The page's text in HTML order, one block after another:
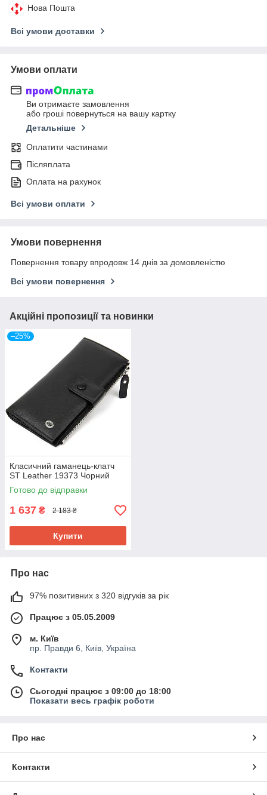
Нова Пошта
Всі умови доставки
Умови оплати
Ви отримаєте замовлення
або гроші повернуться на вашу картку
Детальніше
Оплатити частинами
Післяплата
Оплата на рахунок
Всі умови оплати
Умови повернення
Повернення товару впродовж 14 днів за домовленістю
Всі умови повернення
Акційні пропозиції та новинки
–25%
Класичний гаманець-клатч
ST Leather 19373 Чорний
Готово до відправки
1 637 ₴ 2 183 ₴
Купити
Про нас
97% позитивних з 320 відгуків за рік
Працює з 05.05.2009
м. Київ
пр. Правди 6, Київ, Україна
Контакти
Сьогодні працює з 09:00 до 18:00
Показати весь графік роботи
Про нас
Контакти